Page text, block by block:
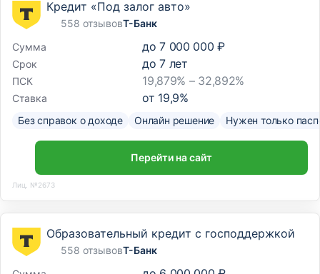
Кредит «Под залог авто»
558 отзывовТ-Банк
Сумма
до 7 000 000 ₽
Срок до7лет
ПСК 19,879% – 32,892%
Ставка от 19,9%
Без справок о доходе Онлайн решение Нужен только
Перейти на сайт
Лиц. №2673
Образовательный кредит с господдержкой
558 отзывовТ-Банк